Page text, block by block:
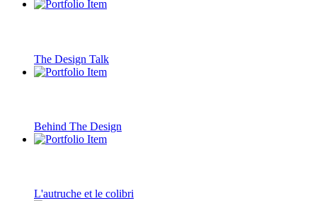
The Design Talk
Behind The Design
L'autruche et le colibri